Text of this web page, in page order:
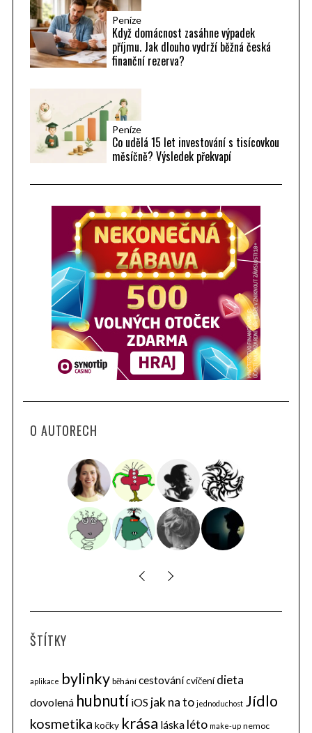
Peníze
Když domácnost zasáhne výpadek
příjmu. Jak dlouho vydrží běžná česká
finanční rezerva?
Peníze
Co udělá 15 let investování s tisícovkou
měsíčně? Výsledek překvapí
O AUTORECH
ŠTÍTKY
aplikace bylinky běhání cestovánícvičení dieta
dovolená hubnutí iOS jak na to jednoduchost Jídlo
kosmetika kočky krása láska léto make-up nemoc